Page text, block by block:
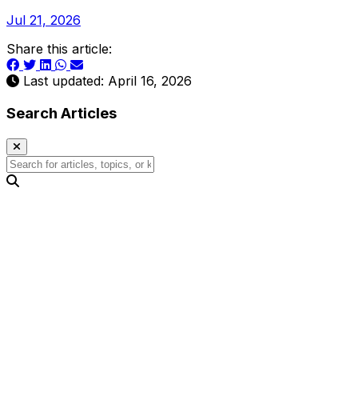
Jul 21, 2026
Share this article:
Last updated: April 16, 2026
Search Articles